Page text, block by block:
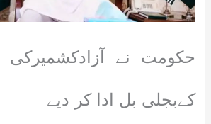
حکومت نے آزادکشمیرکی
کےبجلی بل ادا کر دیے